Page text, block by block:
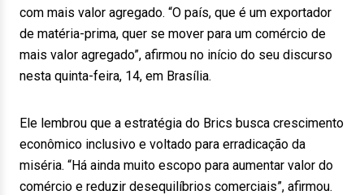
com mais valor agregado. “O país, que é um exportador
de matéria-prima, quer se mover para um comércio de
mais valor agregado”, afirmou no início do seu discurso
nesta quinta-feira, 14, em Brasília.
Ele lembrou que a estratégia do Brics busca crescimento
econômico inclusivo e voltado para erradicação da
miséria. “Há ainda muito escopo para aumentar valor do
comércio e reduzir desequilíbrios comerciais”, afirmou.